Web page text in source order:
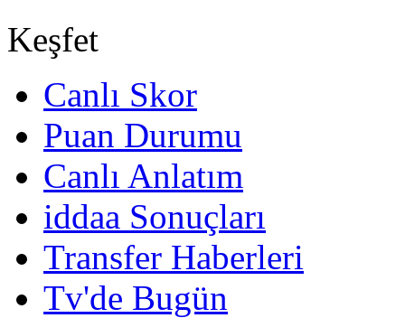
Keşfet
Canlı Skor
Puan Durumu
Canlı Anlatım
iddaa Sonuçları
Transfer Haberleri
Tv'de Bugün